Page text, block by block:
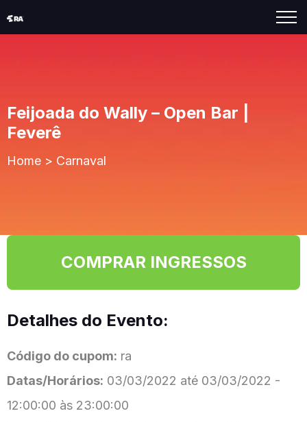
Feijoada do Wally – Open Bar |
Feverê
Home > Carnaval
COMPRAR INGRESSOS
Detalhes do Evento:
Código do cupom: ra
Datas/Horários: 03/03/2022 até 03/03/2022 -
12:00:00 às 23:00:00